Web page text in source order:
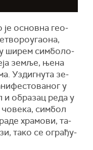
је основ­на ге­о­
ши­рем сим­бо­ло­
зе­мље, ње­на
Уз­диг­ну­та зе­
у
и обра­зац ре­да у
сим­бол
хра­мо­ви, та­
та­ко се огра­ђу­